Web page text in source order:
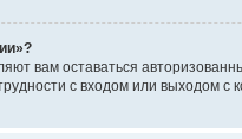
вам оставаться
с входом или выходом